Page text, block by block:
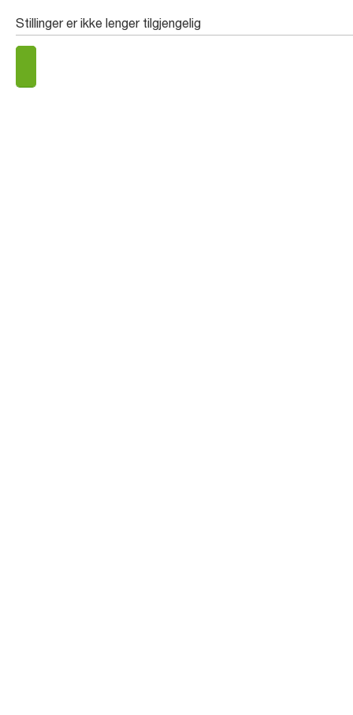
Stillinger er ikke lenger tilgjengelig